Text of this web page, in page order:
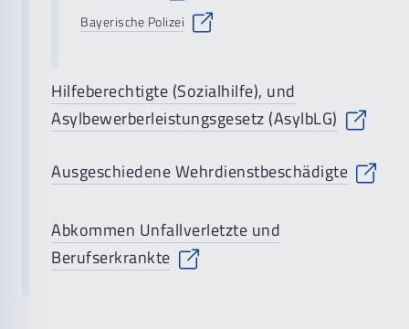
Bayerische Polizei
Hilfeberechtigte (Sozialhilfe), und
Asylbewerberleistungsgesetz (AsylbLG)
Ausgeschiedene Wehrdienstbeschädigte
Abkommen Unfallverletzte und
Berufserkrankte